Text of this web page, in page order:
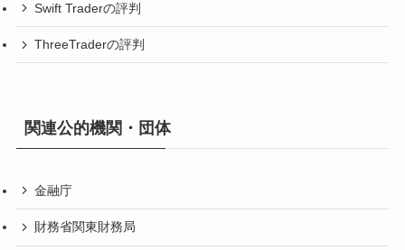
Swift Traderの評判
ThreeTraderの評判
関連公的機関・団体
金融庁
財務省関東財務局